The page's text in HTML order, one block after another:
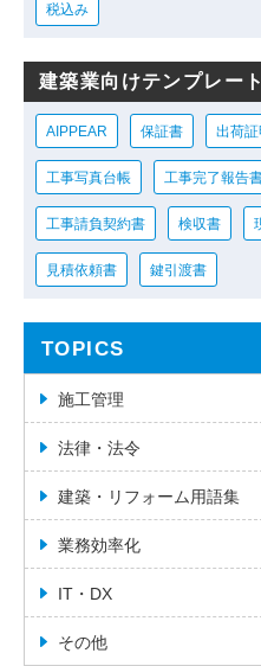
税込み
建築業向けテンプレート
AIPPEAR 保証書 出荷
工事写真台帳 工事完了報告
工事請負契約書 検収書
見積依頼書 鍵引渡書
TOPICS
施工管理
法律・法令
建築・リフォーム用語集
業務効率化
IT・DX
その他